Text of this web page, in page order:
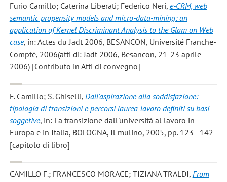
Furio Camillo; Caterina Liberati; Federico Neri, e-CRM, web
semantic propensity models and micro-data-mining: an
application of Kernel Discriminant Analysis to the Glam on Web
case, in: Actes du Jadt 2006, BESANCON, Université Franche-
Compté, 2006(atti di: Jadt 2006, Besancon, 21-23 aprile
2006) [Contributo in Atti di convegno]
F. Camillo; S. Ghiselli, Dall'aspirazione alla soddisfazione:
tipologia di transizioni e percorsi laurea-lavoro definiti su basi
soggetive, in: La transizione dall'università al lavoro in
Europa e in Italia, BOLOGNA, Il mulino, 2005, pp. 123 - 142
[capitolo di libro]
CAMILLO F.; FRANCESCO MORACE; TIZIANA TRALDI, From